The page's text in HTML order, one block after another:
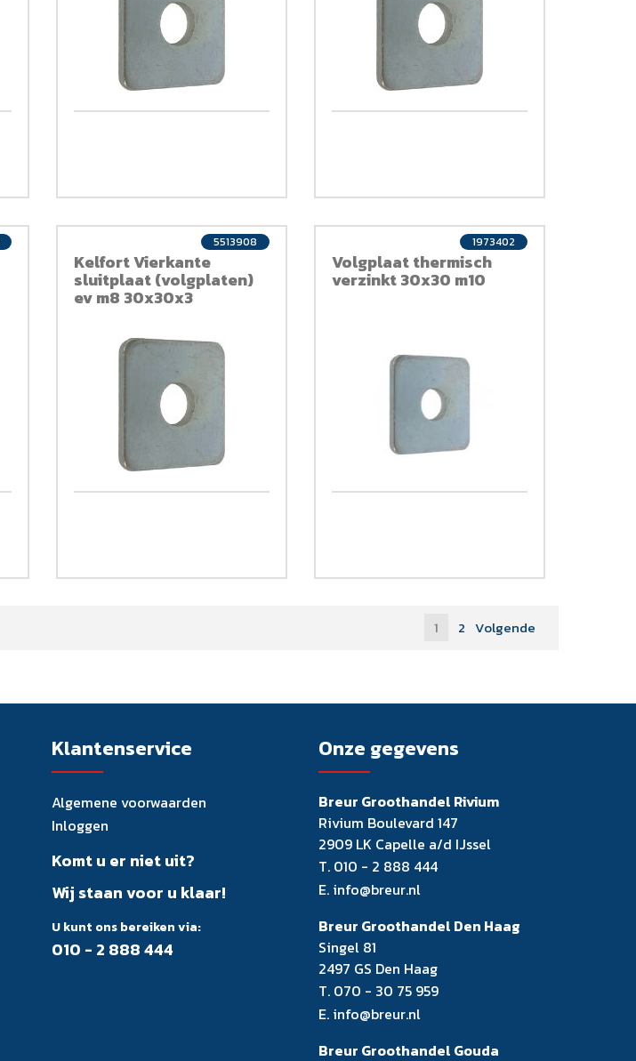
Kelfort Vierkante
sluitplaat (volgplaten)
ev m8 30x30x3
5513908
Volgplaat thermisch
verzinkt 30x30 m10
1973402
1 2 Volgende
Klantenservice
Algemene voorwaarden
Inloggen
Komt u er niet uit?
Wij staan voor u klaar!
U kunt ons bereiken via:
010 - 2 888 444
Onze gegevens
Breur Groothandel Rivium
Rivium Boulevard 147
2909 LK Capelle a/d IJssel
T. 010 - 2 888 444
E. info@breur.nl
Breur Groothandel Den Haag
Singel 81
2497 GS Den Haag
T. 070 - 30 75 959
E. info@breur.nl
Breur Groothandel Gouda